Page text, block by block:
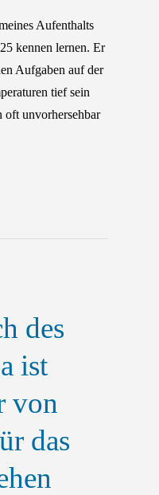
Aufenthalts
kennen lernen. Er
Aufgaben auf der
tief sein
oft unvorhersehbar
des
ist
von
das